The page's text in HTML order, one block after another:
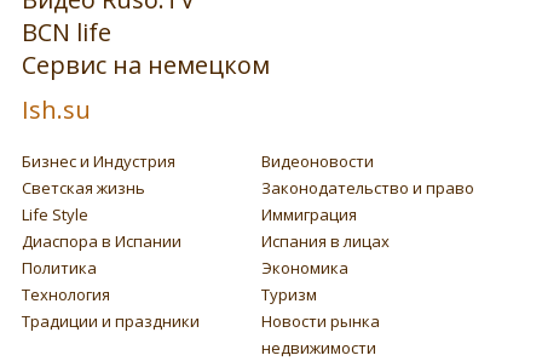
BCN life
Сервис на немецком
Ish.su
Бизнес и Индустрия
Видеоновости
Светская жизнь
Законодательство и право
Life Style
Иммиграция
Диаспора в Испании
Испания в лицах
Политика
Экономика
Технология
Туризм
Традиции и праздники
Новости рынка
недвижимости